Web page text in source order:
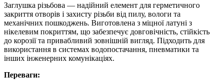
Заглушка різьбова — надійний елемент для герметичного
закриття отворів і захисту різьби від пилу, вологи та
механічних пошкоджень. Виготовлена з міцної латуні з
нікелевим покриттям, що забезпечує довговічність, стійкість
до корозії та привабливий зовнішній вигляд. Підходить для
використання в системах водопостачання, пневматики та
інших інженерних комунікаціях.
Переваги: